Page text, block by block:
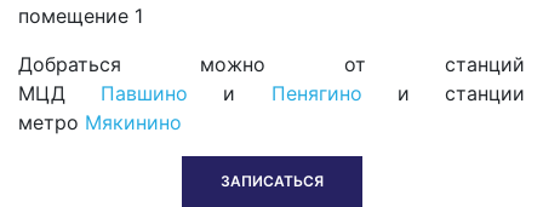
помещение 1
Добраться можно от станций
МЦД Павшино и Пенягино и станции
метро Мякинино
ЗАПИСАТЬСЯ